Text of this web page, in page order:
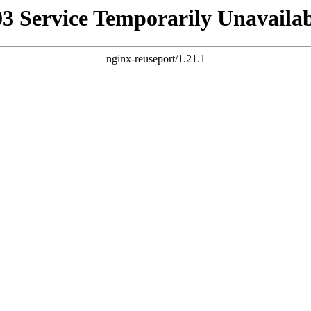
Service Temporarily
nginx-reuseport/1.21.1